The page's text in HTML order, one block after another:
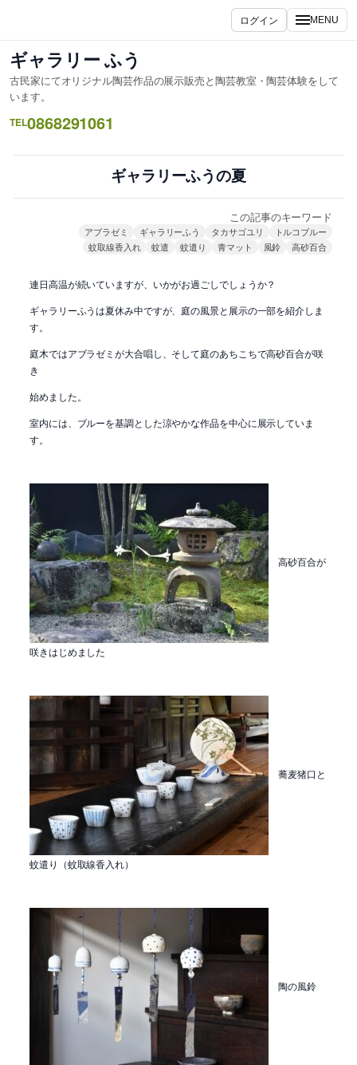
ス
キ
ッ
プ
ログイン MENU
ギャラリー ふう
古民家にてオリジナル陶芸作品の展示販売と陶芸教室・陶芸体験をして
います。
TEL0868291061
ギャラリーふうの夏
この記事のキーワード
アブラゼミ ギャラリーふう タカサゴユリ
トルコブルー
蚊取線香入れ
蚊遣 蚊遣り 青マット 風鈴 高砂百合
連日高温が続いていますが、いかがお過ごしでしょうか？
ギャラリーふうは夏休み中ですが、庭の風景と展示の一部を紹介しま
す。
庭木ではアブラゼミが大合唱し、そして庭のあちこちで高砂百合が咲
き
始めました。
室内には、ブルーを基調とした涼やかな作品を中心に展示していま
す。
高砂百合が
咲きはじめました
蕎麦猪口と
蚊遣り（蚊取線香入れ）
陶の風鈴